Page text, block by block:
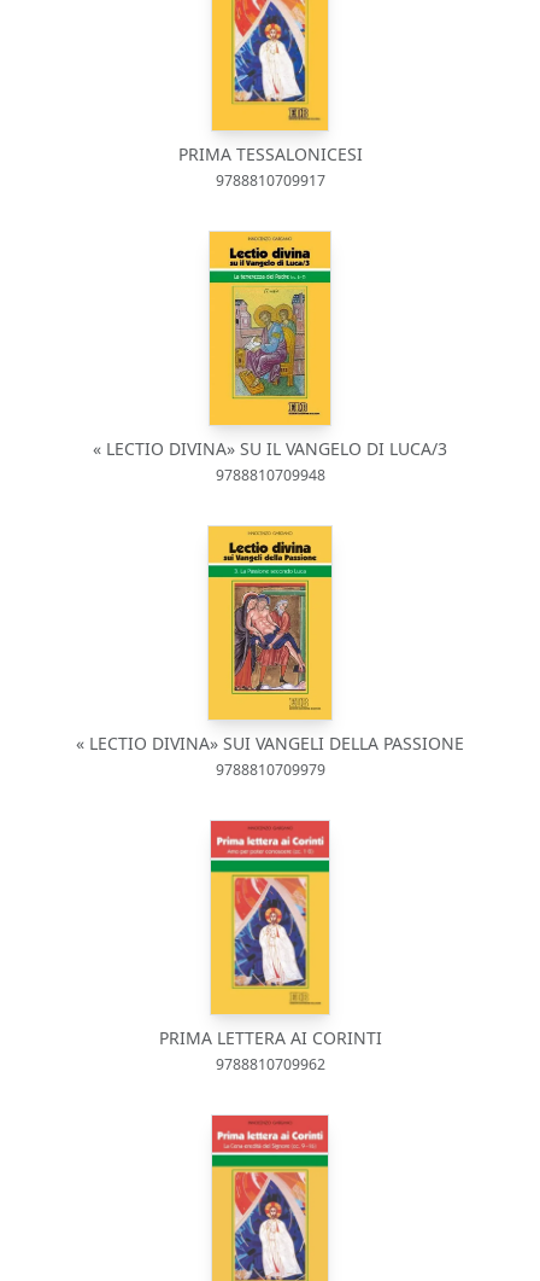
PRIMA TESSALONICESI
9788810709917
« LECTIO DIVINA» SU IL VANGELO DI LUCA/3
9788810709948
« LECTIO DIVINA» SUI VANGELI DELLA PASSIONE
9788810709979
PRIMA LETTERA AI CORINTI
9788810709962